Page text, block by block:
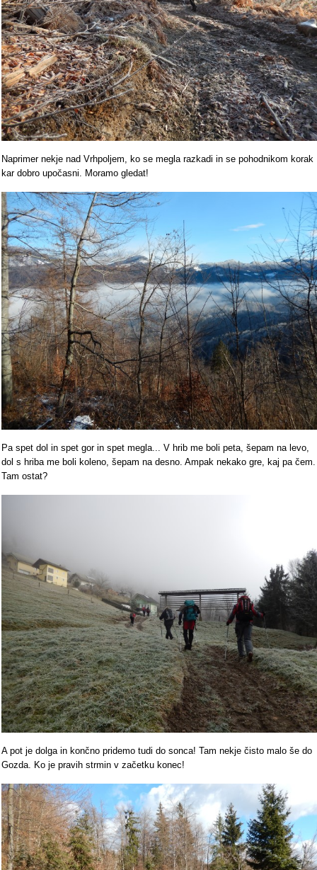
Naprimer nekje nad Vrhpoljem, ko se megla razkadi in se pohodnikom korak
kar dobro upočasni. Moramo gledat!
Pa spet dol in spet gor in spet megla... V hrib me boli peta, šepam na levo,
dol s hriba me boli koleno, šepam na desno. Ampak nekako gre, kaj pa čem.
Tam ostat?
A pot je dolga in končno pridemo tudi do sonca! Tam nekje čisto malo še do
Gozda. Ko je pravih strmin v začetku konec!